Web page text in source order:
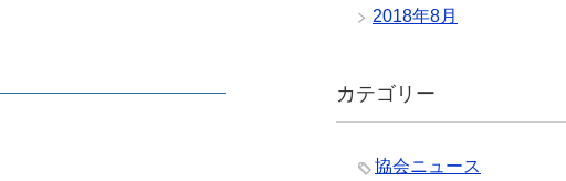
2018年8月
カテゴリー
協会ニュース